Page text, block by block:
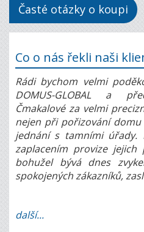
Časté otázky o koupi
Co o nás řekli naši
Rádi bychom velmi
DOMUS-GLOBAL a
Čmakalové za velmi
nejen při pořizování
jednání s tamními úřady.
zaplacením provize jejich
bohužel bývá dnes
spokojených zákazníků,
další...